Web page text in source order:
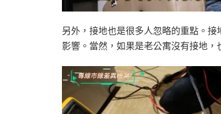
另外，接地也是很多人忽略的重點。
影響。當然，如果是老公寓沒有接地